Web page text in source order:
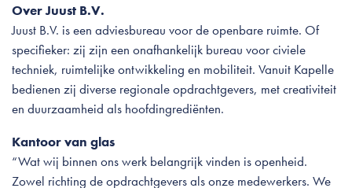
Over Juust B.V.
Juust B.V. is een adviesbureau voor de openbare ruimte. Of
specifieker: zij zijn een onafhankelijk bureau voor civiele
techniek, ruimtelijke ontwikkeling en mobiliteit. Vanuit Kapelle
bedienen zij diverse regionale opdrachtgevers, met creativiteit
en duurzaamheid als hoofdingrediënten.
Kantoor van glas
“Wat wij binnen ons werk belangrijk vinden is openheid.
Zowel richting de opdrachtgevers als onze medewerkers. We